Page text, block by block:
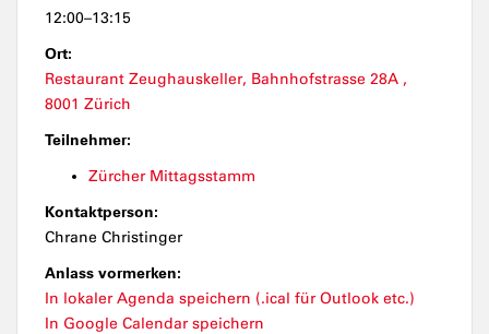
12:00–13:15
Ort:
Restaurant Zeughauskeller, Bahnhofstrasse 28A ,
8001 Zürich
Teilnehmer:
Zürcher Mittagsstamm
Kontaktperson:
Chrane Christinger
Anlass vormerken:
In lokaler Agenda speichern (.ical für Outlook etc.)
In Google Calendar speichern